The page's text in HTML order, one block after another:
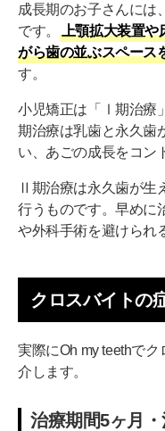
成長期のお子さんには
です。
上顎拡大装置
がら歯の並ぶスペース
す。
小児矯正は「Ⅰ期治療
期治療は乳歯と永久歯
い、あごの成長をコン
Ⅱ期治療は永久歯が生
行うものです。早めに
や外科手術を避けられ
クロスバイトの
実際にOh my teethで
介します。
治療期間5ヶ月